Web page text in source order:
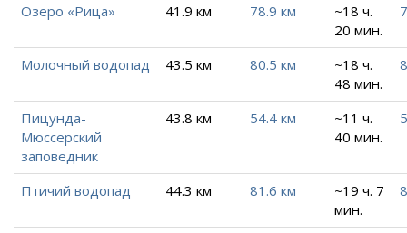
Озеро «Рица» 41.9 км 78.9 км
~18 ч.
20 мин.
Молочный водопад 43.5 км 80.5 км
~18 ч.
48 мин.
Пицунда-
Мюссерский
заповедник
43.8 км 54.4 км
~11 ч.
40 мин.
Птичий водопад 44.3 км 81.6 км
~19 ч. 7
мин.